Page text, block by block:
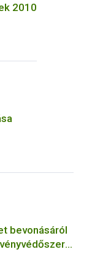
2010
bevonásáról
engedély
irányuló